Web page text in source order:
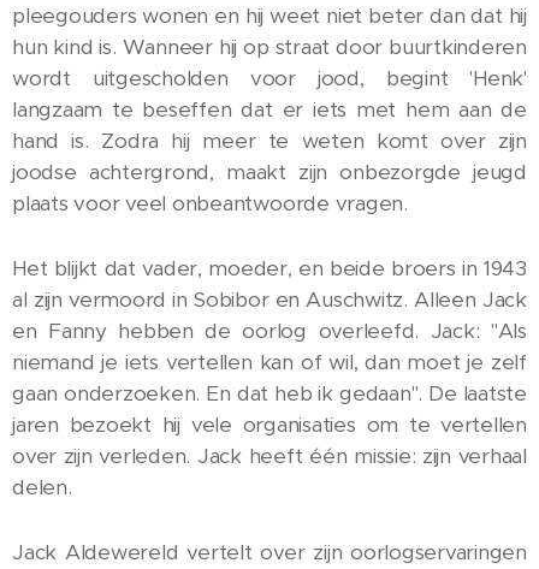
pleegouders wonen en hij weet niet beter dan dat hij
hun kind is. Wanneer hij op straat door buurtkinderen
wordt uitgescholden voor jood, begint 'Henk'
langzaam te beseffen dat er iets met hem aan de
hand is. Zodra hij meer te weten komt over zijn
joodse achtergrond, maakt zijn onbezorgde jeugd
plaats voor veel onbeantwoorde vragen.
Het blijkt dat vader, moeder, en beide broers in 1943
al zijn vermoord in Sobibor en Auschwitz. Alleen Jack
en Fanny hebben de oorlog overleefd. Jack: "Als
niemand je iets vertellen kan of wil, dan moet je zelf
gaan onderzoeken. En dat heb ik gedaan". De laatste
jaren bezoekt hij vele organisaties om te vertellen
over zijn verleden. Jack heeft één missie: zijn verhaal
delen.
Jack Aldewereld vertelt over zijn oorlogservaringen